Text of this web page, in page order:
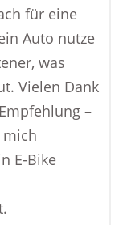
für eine
Auto nutze
was
Vielen Dank
–
E-Bike